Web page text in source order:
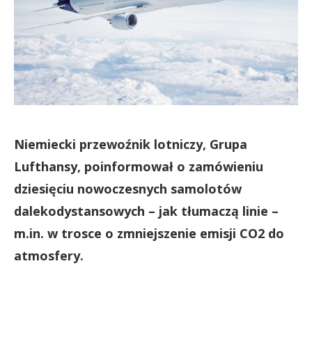
Niemiecki przewoźnik lotniczy, Grupa
Lufthansy, poinformował o zamówieniu
dziesięciu nowoczesnych samolotów
dalekodystansowych – jak tłumaczą linie –
m.in. w trosce o zmniejszenie emisji CO2 do
atmosfery.